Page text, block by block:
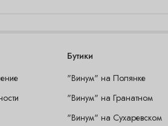
Бутики
"Винум" на Полянке
"Винум" на Гранатном
"Винум" на Сухаревском